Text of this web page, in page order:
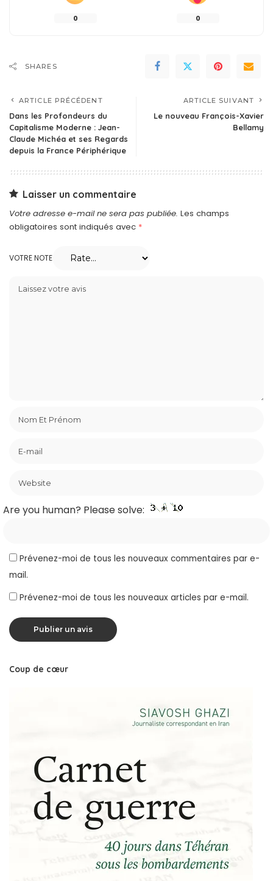
0 0
SHARES
ARTICLE PRÉCÉDENT
Dans les Profondeurs du
Capitalisme Moderne : Jean-
Claude Michéa et ses Regards
depuis la France Périphérique
ARTICLE SUIVANT
Le nouveau François-Xavier
Bellamy
Laisser un commentaire
Votre adresse e-mail ne sera pas publiée. Les champs
obligatoires sont indiqués avec *
VOTRE NOTE
Are you human? Please solve:
Prévenez-moi de tous les nouveaux commentaires par e-
mail.
Prévenez-moi de tous les nouveaux articles par e-mail.
Coup de cœur